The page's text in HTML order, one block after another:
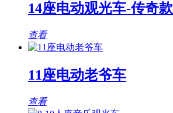
14座电动观光车-传奇款
查看
11座电动老爷车
查看